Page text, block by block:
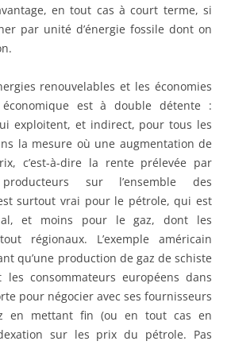
en tout cas à court terme, si
par unité d’énergie fossile dont on
renouvelables et les économies
économique est à double détente :
exploitent, et indirect, pour tous les
la mesure où une augmentation de
c’est-à-dire la rente prélevée par
sur l’ensemble des
surtout vrai pour le pétrole, qui est
et moins pour le gaz, dont les
régionaux. L’exemple américain
qu’une production de gaz de schiste
consommateurs européens dans
pour négocier avec ses fournisseurs
en mettant fin (ou en tout cas en
sur les prix du pétrole. Pas